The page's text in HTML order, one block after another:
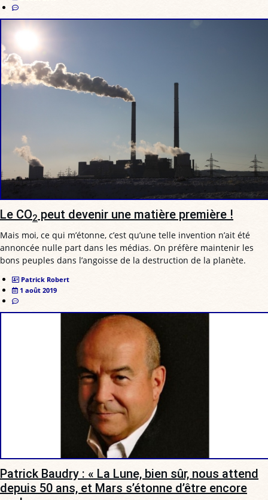
Le CO2 peut devenir une matière première !
Mais moi, ce qui m’étonne, c’est qu’une telle invention n’ait été
annoncée nulle part dans les médias. On préfère maintenir les
bons peuples dans l’angoisse de la destruction de la planète.
Patrick Robert
1 août 2019
Patrick Baudry : « La Lune, bien sûr, nous attend
depuis 50 ans, et Mars s’étonne d’être encore